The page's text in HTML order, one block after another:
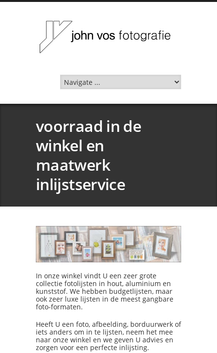
voorraad in de
winkel en
maatwerk
inlijstservice
In onze winkel vindt U een zeer grote
collectie fotolijsten in hout, aluminium en
kunststof. We hebben budgetlijsten, maar
ook zeer luxe lijsten in de meest gangbare
foto-formaten.
Heeft U een foto, afbeelding, borduurwerk of
iets anders om in te lijsten, neem het mee
naar onze winkel en we geven U advies en
zorgen voor een perfecte inlijsting.